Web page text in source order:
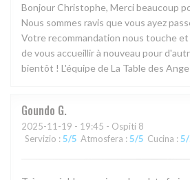
Bonjour Christophe, Merci beaucoup
Nous sommes ravis que vous ayez
Votre recommandation nous touche
de vous accueillir à nouveau pour
bientôt ! L'équipe de La Table des
Goundo G
2025-11-19 - 19:45 - Ospiti 8
Servizio : 5/5 Atmosfera : 5/5 Cucina : 5